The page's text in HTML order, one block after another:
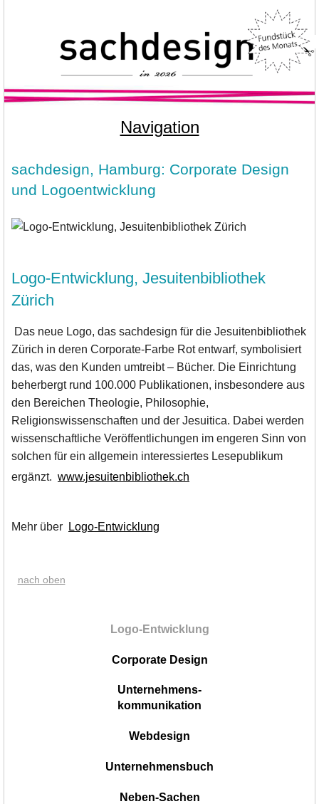
Navigation
sachdesign, Hamburg: Corporate Design
und Logoentwicklung
Logo-Entwicklung, Jesuitenbibliothek
Zürich
Das neue Logo, das sachdesign für die Jesuitenbibliothek
Zürich in deren Corporate-Farbe Rot entwarf, symbolisiert
das, was den Kunden umtreibt – Bücher. Die Einrichtung
beherbergt rund 100.000 Publikationen, insbesondere aus
den Bereichen Theologie, Philosophie,
Religionswissenschaften und der Jesuitica. Dabei werden
wissenschaftliche Veröffentlichungen im engeren Sinn von
solchen für ein allgemein interessiertes Lesepublikum
ergänzt. www.jesuitenbibliothek.ch
Mehr über Logo-Entwicklung
nach oben
Logo-Entwicklung
Corporate Design
Unternehmens-
kommunikation
Webdesign
Unternehmensbuch
Neben-Sachen